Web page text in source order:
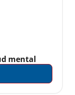
mental